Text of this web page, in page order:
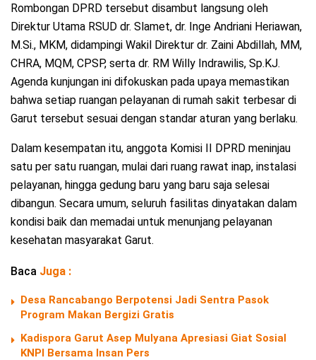
Rombongan DPRD tersebut disambut langsung oleh
Direktur Utama RSUD dr. Slamet, dr. Inge Andriani Heriawan,
M.Si., MKM, didampingi Wakil Direktur dr. Zaini Abdillah, MM,
CHRA, MQM, CPSP, serta dr. RM Willy Indrawilis, Sp.KJ.
Agenda kunjungan ini difokuskan pada upaya memastikan
bahwa setiap ruangan pelayanan di rumah sakit terbesar di
Garut tersebut sesuai dengan standar aturan yang berlaku.
Dalam kesempatan itu, anggota Komisi II DPRD meninjau
satu per satu ruangan, mulai dari ruang rawat inap, instalasi
pelayanan, hingga gedung baru yang baru saja selesai
dibangun. Secara umum, seluruh fasilitas dinyatakan dalam
kondisi baik dan memadai untuk menunjang pelayanan
kesehatan masyarakat Garut.
Baca Juga :
Desa Rancabango Berpotensi Jadi Sentra Pasok
Program Makan Bergizi Gratis
Kadispora Garut Asep Mulyana Apresiasi Giat Sosial
KNPI Bersama Insan Pers